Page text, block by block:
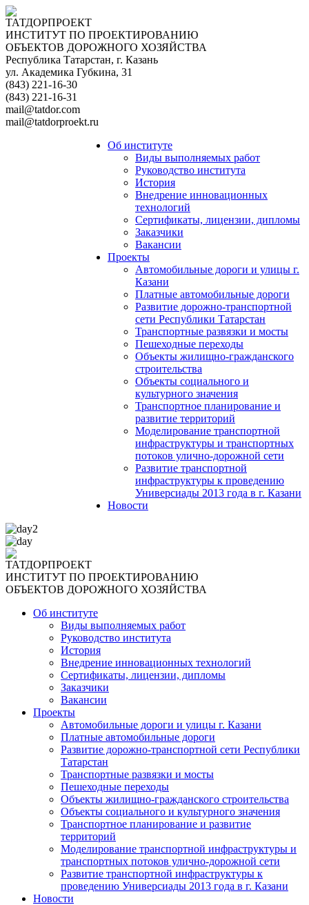
ТАТДОРПРОЕКТ
ИНСТИТУТ ПО ПРОЕКТИРОВАНИЮ
ОБЪЕКТОВ ДОРОЖНОГО ХОЗЯЙСТВА
Республика Татарстан, г. Казань
ул. Академика Губкина, 31
(843) 221-16-30
(843) 221-16-31
mail@tatdor.com
mail@tatdorproekt.ru
Об институте
Виды выполняемых работ
Руководство института
История
Внедрение инновационных
технологий
Сертификаты, лицензии, дипломы
Заказчики
Вакансии
Проекты
Автомобильные дороги и улицы г.
Казани
Платные автомобильные дороги
Развитие дорожно-транспортной
сети Республики Татарстан
Транспортные развязки и мосты
Пешеходные переходы
Объекты жилищно-гражданского
строительства
Объекты социального и
культурного значения
Транспортное планирование и
развитие территорий
Моделирование транспортной
инфраструктуры и транспортных
потоков улично-дорожной сети
Развитие транспортной
инфраструктуры к проведению
Универсиады 2013 года в г. Казани
Новости
ТАТДОРПРОЕКТ
ИНСТИТУТ ПО ПРОЕКТИРОВАНИЮ
ОБЪЕКТОВ ДОРОЖНОГО ХОЗЯЙСТВА
Об институте
Виды выполняемых работ
Руководство института
История
Внедрение инновационных технологий
Сертификаты, лицензии, дипломы
Заказчики
Вакансии
Проекты
Автомобильные дороги и улицы г. Казани
Платные автомобильные дороги
Развитие дорожно-транспортной сети Республики
Татарстан
Транспортные развязки и мосты
Пешеходные переходы
Объекты жилищно-гражданского строительства
Объекты социального и культурного значения
Транспортное планирование и развитие
территорий
Моделирование транспортной инфраструктуры и
транспортных потоков улично-дорожной сети
Развитие транспортной инфраструктуры к
проведению Универсиады 2013 года в г. Казани
Новости